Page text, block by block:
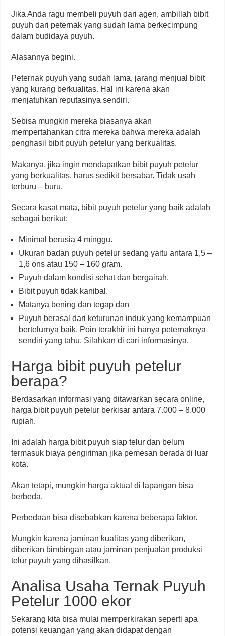
Jika Anda ragu membeli puyuh dari agen, ambillah bibit
puyuh dari peternak yang sudah lama berkecimpung
dalam budidaya puyuh.
Alasannya begini.
Peternak puyuh yang sudah lama, jarang menjual bibit
yang kurang berkualitas. Hal ini karena akan
menjatuhkan reputasinya sendiri.
Sebisa mungkin mereka biasanya akan
mempertahankan citra mereka bahwa mereka adalah
penghasil bibit puyuh petelur yang berkualitas.
Makanya, jika ingin mendapatkan bibit puyuh petelur
yang berkualitas, harus sedikit bersabar. Tidak usah
terburu – buru.
Secara kasat mata, bibit puyuh petelur yang baik adalah
sebagai berikut:
Minimal berusia 4 minggu.
Ukuran badan puyuh petelur sedang yaitu antara 1,5 –
1,6 ons atau 150 – 160 gram.
Puyuh dalam kondisi sehat dan bergairah.
Bibit puyuh tidak kanibal.
Matanya bening dan tegap dan
Puyuh berasal dari keturunan induk yang kemampuan
bertelurnya baik. Poin terakhir ini hanya peternaknya
sendiri yang tahu. Silahkan di cari informasinya.
Harga bibit puyuh petelur
berapa?
Berdasarkan informasi yang ditawarkan secara online,
harga bibit puyuh petelur berkisar antara 7.000 – 8.000
rupiah.
Ini adalah harga bibit puyuh siap telur dan belum
termasuk biaya pengiriman jika pemesan berada di luar
kota.
Akan tetapi, mungkin harga aktual di lapangan bisa
berbeda.
Perbedaan bisa disebabkan karena beberapa faktor.
Mungkin karena jaminan kualitas yang diberikan,
diberikan bimbingan atau jaminan penjualan produksi
telur puyuh yang dihasilkan.
Analisa Usaha Ternak Puyuh
Petelur 1000 ekor
Sekarang kita bisa mulai memperkirakan seperti apa
potensi keuangan yang akan didapat dengan